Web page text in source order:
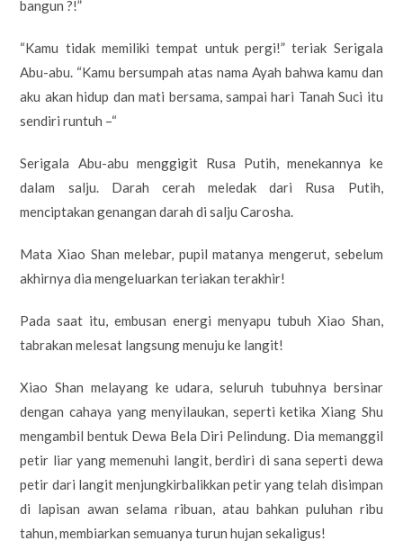
bangun ?!”
“Kamu tidak memiliki tempat untuk pergi!” teriak Serigala
Abu-abu. “Kamu bersumpah atas nama Ayah bahwa kamu dan
aku akan hidup dan mati bersama, sampai hari Tanah Suci itu
sendiri runtuh –“
Serigala Abu-abu menggigit Rusa Putih, menekannya ke
dalam salju. Darah cerah meledak dari Rusa Putih,
menciptakan genangan darah di salju Carosha.
Mata Xiao Shan melebar, pupil matanya mengerut, sebelum
akhirnya dia mengeluarkan teriakan terakhir!
Pada saat itu, embusan energi menyapu tubuh Xiao Shan,
tabrakan melesat langsung menuju ke langit!
Xiao Shan melayang ke udara, seluruh tubuhnya bersinar
dengan cahaya yang menyilaukan, seperti ketika Xiang Shu
mengambil bentuk Dewa Bela Diri Pelindung. Dia memanggil
petir liar yang memenuhi langit, berdiri di sana seperti dewa
petir dari langit menjungkirbalikkan petir yang telah disimpan
di lapisan awan selama ribuan, atau bahkan puluhan ribu
tahun, membiarkan semuanya turun hujan sekaligus!